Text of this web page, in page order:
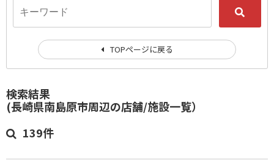
検索結果
(長崎県南島原市周辺の店舗/施設一覧）
139件
TOPページに戻る